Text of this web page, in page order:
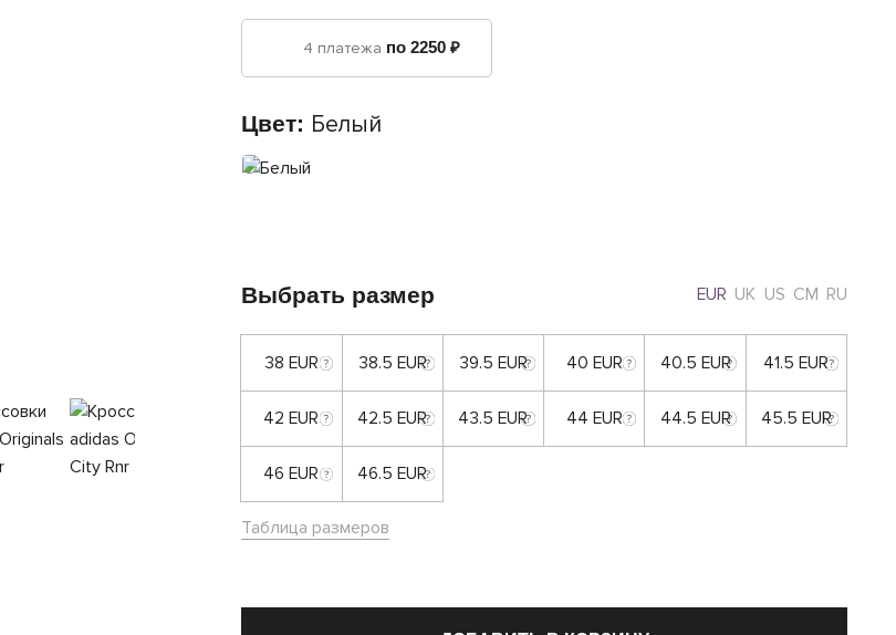
4 платежа по 2250 ₽
Цвет: Белый
Выбрать размер EUR UK US CM RU
38 EUR 38.5 EUR 39.5 EUR 40 EUR 40.5 EUR 41.5 EUR
42 EUR 42.5 EUR 43.5 EUR 44 EUR 44.5 EUR 45.5 EUR
46 EUR 46.5 EUR
Таблица размеров